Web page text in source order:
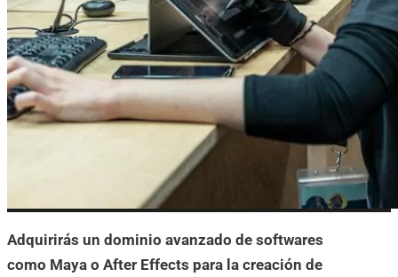
Adquirirás un dominio avanzado de softwares
como Maya o After Effects para la creación de